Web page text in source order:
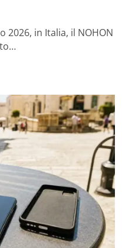
2026, in Italia, il NOHON